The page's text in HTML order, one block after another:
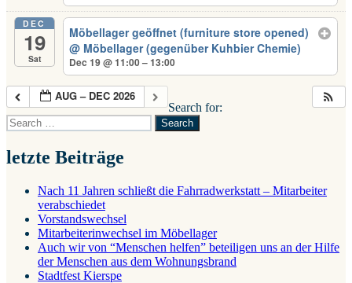
DEC
19
Sat
Möbellager geöffnet (furniture store opened)
@ Möbellager (gegenüber Kuhbier Chemie)
Dec 19 @ 11:00 – 13:00
AUG – DEC 2026
Search for:
Search
letzte Beiträge
Nach 11 Jahren schließt die Fahrradwerkstatt – Mitarbeiter
verabschiedet
Vorstandswechsel
Mitarbeiterinwechsel im Möbellager
Auch wir von “Menschen helfen” beteiligen uns an der Hilfe
der Menschen aus dem Wohnungsbrand
Stadtfest Kierspe